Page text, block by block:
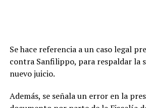
Se hace referencia a un caso legal
contra Sanfilippo, para respaldar la
nuevo juicio.
Además, se señala un error en la